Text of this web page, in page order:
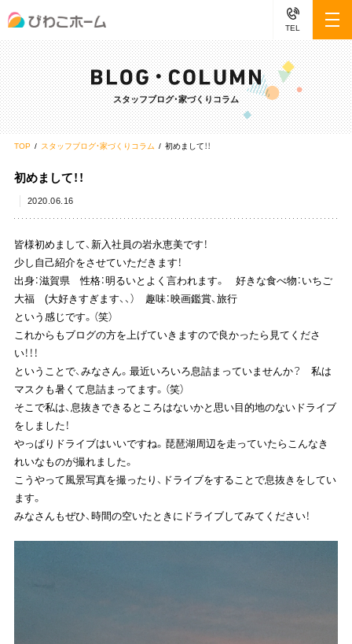
TEL
スタッフブログ・家づくりコラム
TOP スタッフブログ・家づくりコラム 初めまして！！
初めまして！！
2020.06.16
皆様初めまして、新入社員の岩永恵美です！
少し自己紹介をさせていただきます！
出身：滋賀県 性格：明るいとよく言われます。 好きな食べ物：いちご
大福 (大好きすぎます、、） 趣味：映画鑑賞、旅行
という感じです。（笑）
これからもブログの方を上げていきますので良かったら見てくださ
い！！！
ということで、みなさん。最近いろいろ息詰まっていませんか？ 私は
マスクも暑くて息詰まってます。（笑）
そこで私は、息抜きできるところはないかと思い目的地のないドライブ
をしました！
やっぱりドライブはいいですね。琵琶湖周辺を走っていたらこんなき
れいなものが撮れました。
こうやって風景写真を撮ったり、ドライブをすることで息抜きをしてい
ます。
みなさんもぜひ、時間の空いたときにドライブしてみてください！